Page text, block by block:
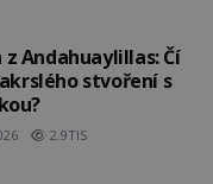
Andahuaylillas: Čí
stvoření s
2.9TIS